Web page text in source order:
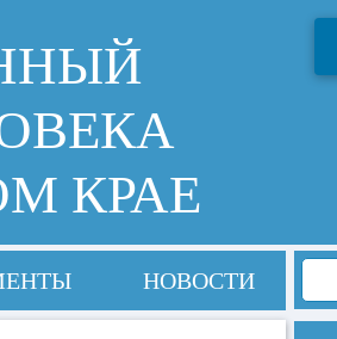
КРАЕ
НОВОСТИ